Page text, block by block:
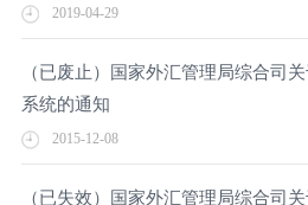
2019-04-29
（已废止）国家外汇管理局综合司
系统的通知
2015-12-08
（已失效）国家外汇管理局综合司